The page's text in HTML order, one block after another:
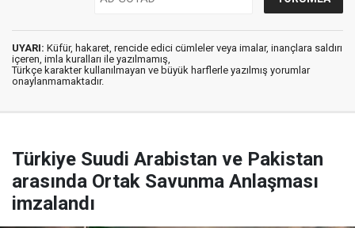
UYARI: Küfür, hakaret, rencide edici cümleler veya imalar, inançlara saldırı
içeren, imla kuralları ile yazılmamış,
Türkçe karakter kullanılmayan ve büyük harflerle yazılmış yorumlar
onaylanmamaktadır.
Türkiye Suudi Arabistan ve Pakistan
arasında Ortak Savunma Anlaşması
imzalandı